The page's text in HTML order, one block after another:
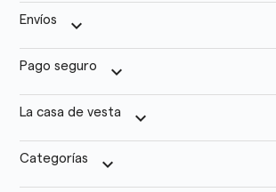
Envíos keyboard_arrow_down
Pago seguro keyboard_arrow_down
La casa de vesta keyboard_arrow_down
Categorías keyboard_arrow_down